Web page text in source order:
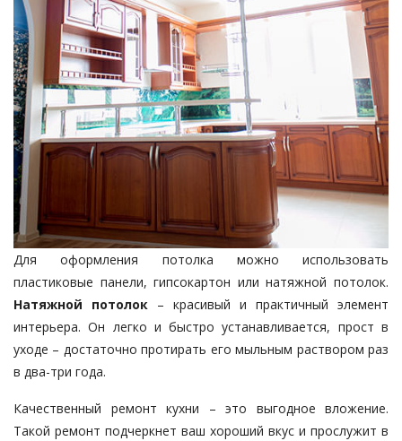
Для оформления потолка можно использовать
пластиковые панели, гипсокартон или натяжной потолок.
Натяжной потолок – красивый и практичный элемент
интерьера. Он легко и быстро устанавливается, прост в
уходе – достаточно протирать его мыльным раствором раз
в два-три года.
Качественный ремонт кухни – это выгодное вложение.
Такой ремонт подчеркнет ваш хороший вкус и прослужит в